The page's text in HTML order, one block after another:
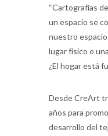
“Cartografías
un espacio se
nuestro espacio
lugar físico o
¿El hogar está
Desde CreArt
años para
desarrollo del